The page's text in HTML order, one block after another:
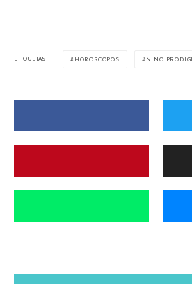
ETIQUETAS HOROSCOPOS NIÑO